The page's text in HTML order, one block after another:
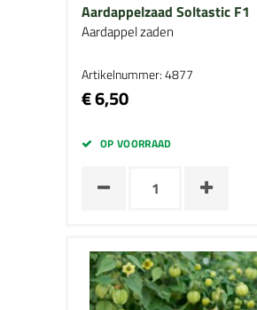
Aardappelzaad Soltastic F1
Aardappel zaden
Artikelnummer: 4877
€ 6,50
OP VOORRAAD